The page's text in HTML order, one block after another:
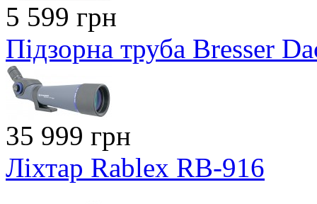
5 599 грн
Підзорна труба Bresser
35 999 грн
Ліхтар Rablex RB-916